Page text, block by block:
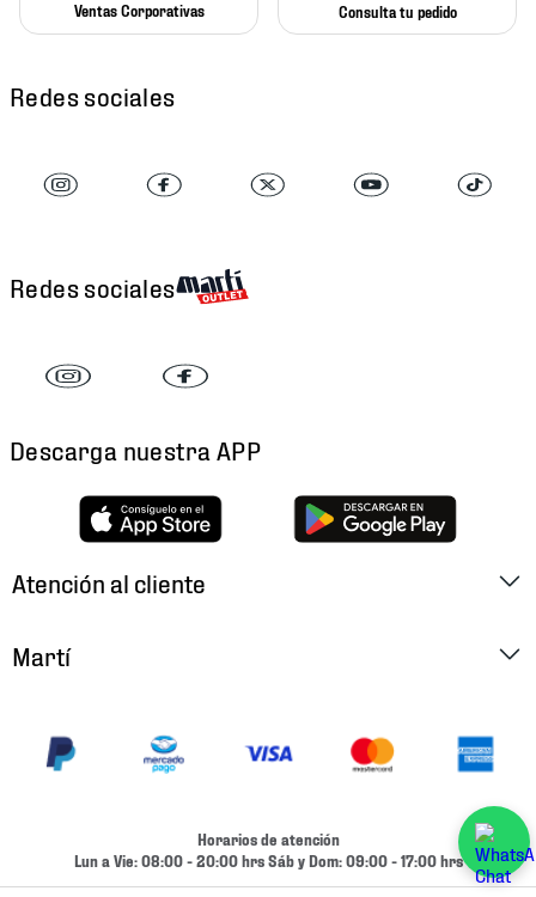
Ventas Corporativas Consulta tu pedido
Redes sociales
Redes sociales
Descarga nuestra APP
Atención al cliente
Cambios y Devoluciones
Martí
Ubica tu Tienda
Términos y Condiciones
Horarios de atención
Lun a Vie: 08:00 - 20:00 hrs Sáb y Dom: 09:00 - 17:00 hrs